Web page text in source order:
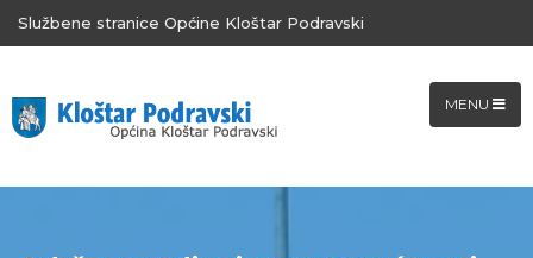
Službene stranice Općine Kloštar Podravski
MENU